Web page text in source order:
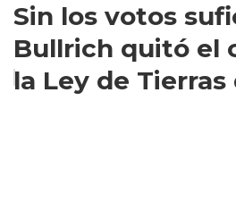
Sin los votos
Bullrich quitó el
la Ley de Tierras